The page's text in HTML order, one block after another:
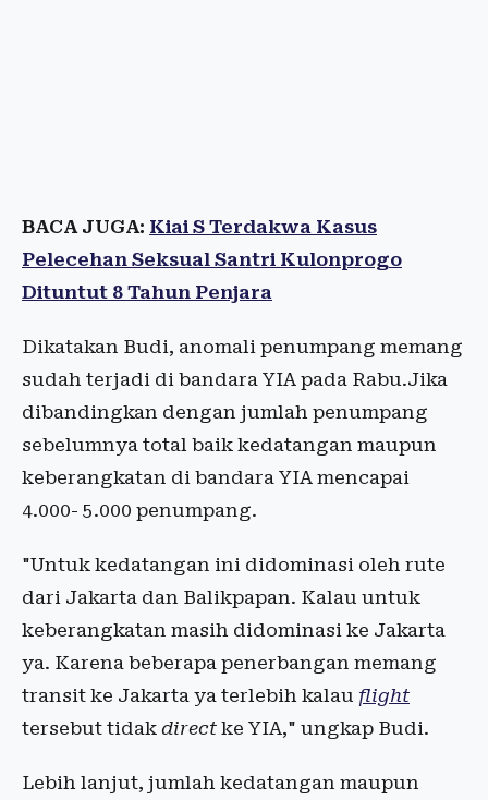
BACA JUGA: Kiai S Terdakwa Kasus
Pelecehan Seksual Santri Kulonprogo
Dituntut 8 Tahun Penjara
Dikatakan Budi, anomali penumpang memang
sudah terjadi di bandara YIA pada Rabu.Jika
dibandingkan dengan jumlah penumpang
sebelumnya total baik kedatangan maupun
keberangkatan di bandara YIA mencapai
4.000- 5.000 penumpang.
"Untuk kedatangan ini didominasi oleh rute
dari Jakarta dan Balikpapan. Kalau untuk
keberangkatan masih didominasi ke Jakarta
ya. Karena beberapa penerbangan memang
transit ke Jakarta ya terlebih kalau flight
tersebut tidak direct ke YIA," ungkap Budi.
Lebih lanjut, jumlah kedatangan maupun